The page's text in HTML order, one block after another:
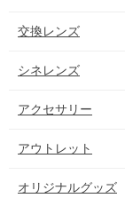
交換レンズ
シネレンズ
アクセサリー
アウトレット
オリジナルグッズ